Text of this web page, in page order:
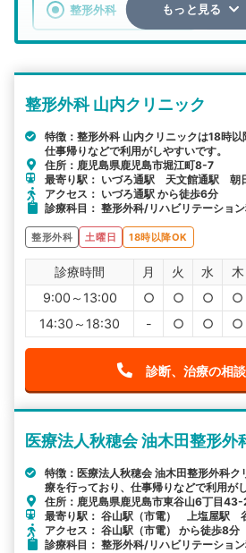
整形外科
検索する
詳細条件で絞り込
その他の検索方法
もっと見る
整形外科 山内クリニック
特徴：整形外科 山内クリニックは18時以
仕事帰りなどで利用がしやすいです。
住所：鹿児島県鹿児島市堀江町8-7
最寄り駅： いづろ通駅 天文館通駅 朝
アクセス： いづろ通駅 から徒歩6分
診療科目： 整形外科/リハビリテーショ
整形外科 土曜日 18時以降OK
診療時間 月 火 水 木
9:00～13:00
○ ○ ○ ○
14:30～18:30
- ○ ○ ○
診断、治療の相
医療法人秋穂会 油木田整形外
特徴：医療法人秋穂会 油木田整形外科ク
療を行っており、仕事帰りなどで利用が
住所：鹿児島県鹿児島市東谷山6丁目
最寄り駅： 谷山駅（市電） 上塩屋駅
アクセス： 谷山駅（市電） から徒歩8分
診療科目： 整形外科/リハビリテーショ